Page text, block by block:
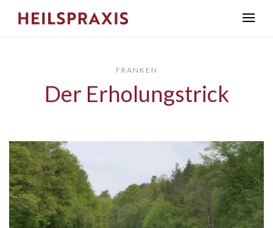
FRANKEN
Der Erholungstrick